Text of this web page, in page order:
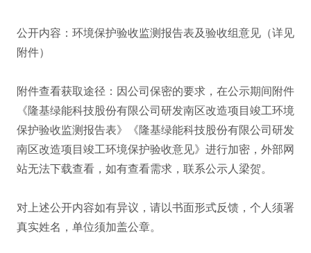
公开内容：环境保护验收监测报告表及验收组意见（详见
附件）
附件查看获取途径：因公司保密的要求，在公示期间附件
《隆基绿能科技股份有限公司研发南区改造项目竣工环境
保护验收监测报告表》《隆基绿能科技股份有限公司研发
南区改造项目竣工环境保护验收意见》进行加密，外部网
站无法下载查看，如有查看需求，联系公示人梁贺。
对上述公开内容如有异议，请以书面形式反馈，个人须署
真实姓名，单位须加盖公章。